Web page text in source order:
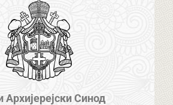
Архијерејски Синод